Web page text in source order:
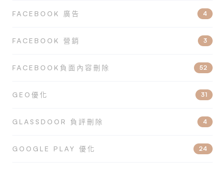
FACEBOOK 廣告 4
FACEBOOK 營銷 3
FACEBOOK負面內容刪除 52
GEO優化 31
GLASSDOOR 負評刪除 4
GOOGLE PLAY 優化 24